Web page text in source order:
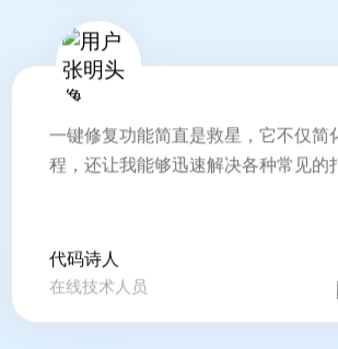
一键修复功能简直是救星，它不仅简
程，还让我能够迅速解决各种常见的
代码诗人
在线技术人员